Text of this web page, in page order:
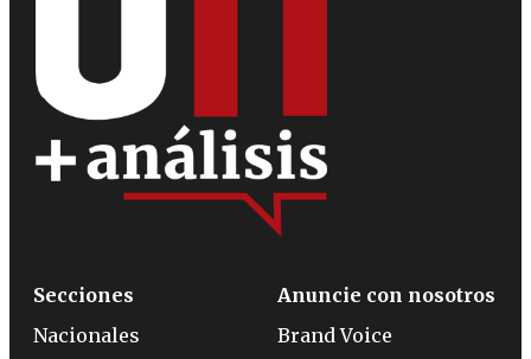
Secciones
Nacionales
Anuncie con nosotros
Brand Voice